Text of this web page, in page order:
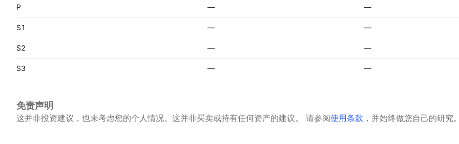
P — —
S1 — —
S2 — —
S3 — —
免责声明
这并非投资建议，也未考虑您的个人情况。这并非买卖或持有任何资产的建议。 请参阅使用条款 ，并始终做您自己的研究。